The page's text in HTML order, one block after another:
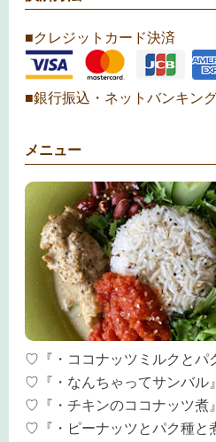
■クレジットカード決済
■銀行振込・ネットバンキン
メニュー
♡『・ココナッツミルクとパ
♡『・なんちゃってサンバル』
♡『・チキンのココナッツ煮』
♡『・ピーナッツとパク種と